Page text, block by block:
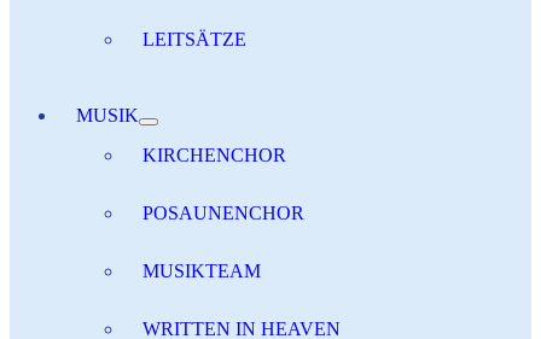
LEITSÄTZE
MUSIK
KIRCHENCHOR
POSAUNENCHOR
MUSIKTEAM
WRITTEN IN HEAVEN